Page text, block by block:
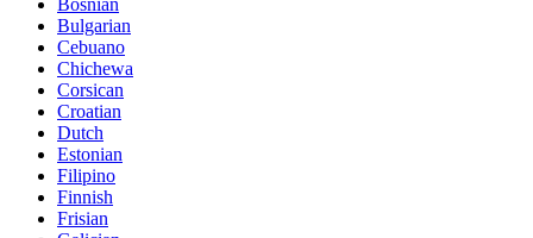
Bulgarian
Cebuano
Chichewa
Corsican
Croatian
Dutch
Estonian
Filipino
Finnish
Frisian